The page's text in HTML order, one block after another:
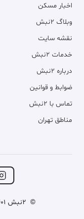
اخبار مسکن
وبلاگ ۲نبش
نقشه سایت
خدمات ۲نبش
درباره ۲نبش
ضوابط و قوانین
تماس با ۲نبش
مناطق تهران
© 2نبش 1401